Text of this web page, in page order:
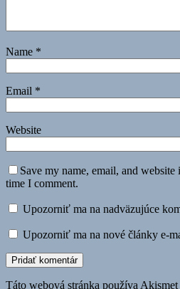
Name *
Email *
Website
Save my name, email, and
time I comment.
Upozorniť ma na nadväzujúce
Upozorniť ma na nové články e-
Táto webová stránka používa